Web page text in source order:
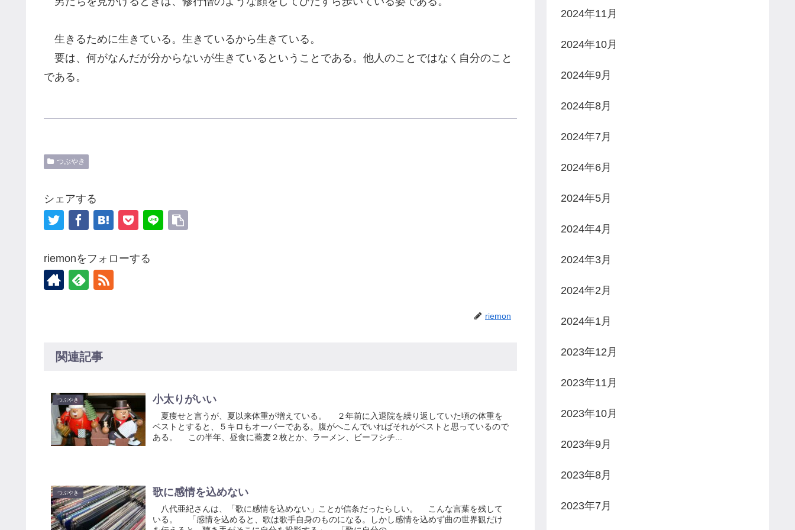
生きるために生きている。生きているから生きている。
要は、何がなんだが分からないが生きているということである。他人のことではなく自分のこと
である。
つぶやき
シェアする
riemonをフォローする
riemon
関連記事
つぶやき 小太りがいい
夏痩せと言うが、夏以来体重が増えている。 ２年前に入退院を繰り返していた頃の体重を
ベストとすると、５キロもオーバーである。腹がへこんでいればそれがベストと思っているので
ある。 この半年、昼食に蕎麦２枚とか、ラーメン、ビーフシチ...
つぶやき 歌に感情を込めない
八代亜紀さんは、「歌に感情を込めない」ことが信条だったらしい。 こんな言葉を残して
いる。 「感情を込めると、歌は歌手自身のものになる。しかし感情を込めず曲の世界観だけ
2024年11月
2024年10月
2024年9月
2024年8月
2024年7月
2024年6月
2024年5月
2024年4月
2024年3月
2024年2月
2024年1月
2023年12月
2023年11月
2023年10月
2023年9月
2023年8月
2023年7月